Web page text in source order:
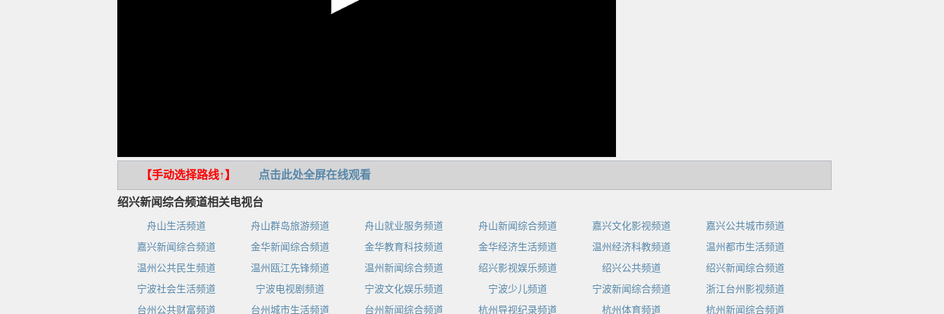
【手动选择路线↑】 点击此处全屏在线观看
绍兴新闻综合频道相关电视台
舟山生活频道 舟山群岛旅游频道 舟山就业服务频道 舟山新闻综合频道 嘉兴文化影视频道
嘉兴公共城市频道
嘉兴新闻综合频道
金华新闻综合频道 金华教育科技频道 金华经济生活频道 温州经济科教频道
温州都市生活频道
温州公共民生频道
温州瓯江先锋频道 温州新闻综合频道 绍兴影视娱乐频道 绍兴公共频道
绍兴新闻综合频道
宁波社会生活频道
宁波电视剧频道 宁波文化娱乐频道 宁波少儿频道 宁波新闻综合频道
浙江台州影视频道
台州公共财富频道
台州城市生活频道 台州新闻综合频道 杭州导视纪录频道 杭州体育频道 杭州新闻综合频道